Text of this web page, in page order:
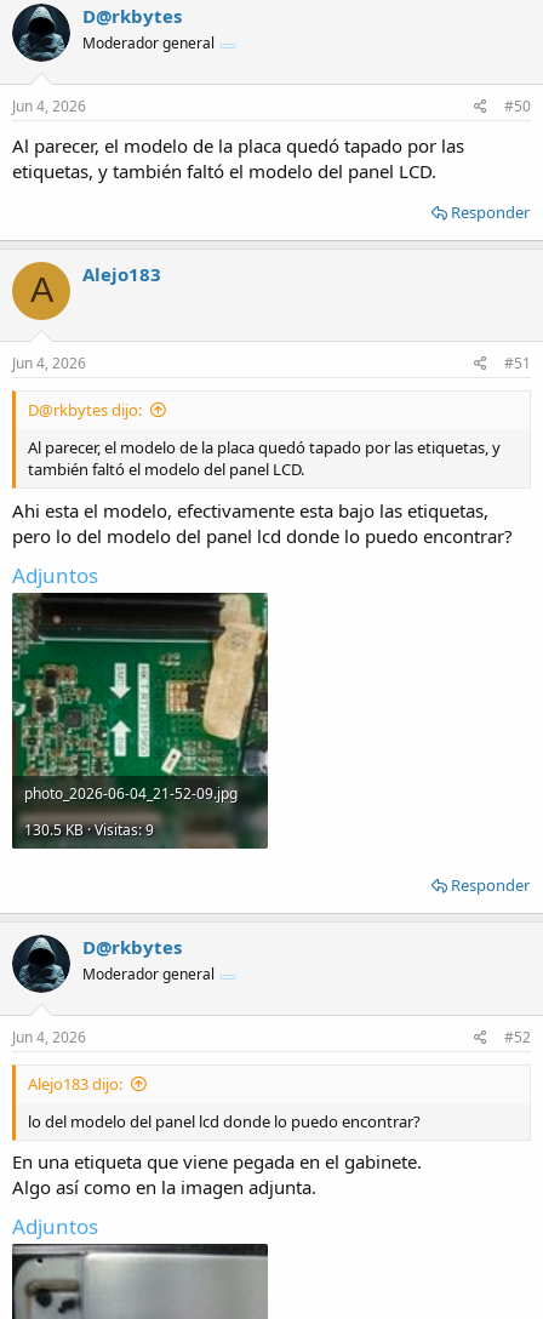
D@rkbytes
Moderador general
Jun 4, 2026 #50
Al parecer, el modelo de la placa quedó tapado por las
etiquetas, y también faltó el modelo del panel LCD.
Responder
A Alejo183
Jun 4, 2026 #51
D@rkbytes dijo:
Al parecer, el modelo de la placa quedó tapado por las etiquetas, y
también faltó el modelo del panel LCD.
Ahi esta el modelo, efectivamente esta bajo las etiquetas,
pero lo del modelo del panel lcd donde lo puedo encontrar?
Adjuntos
photo_2026-06-04_21-52-09.jpg
130.5 KB · Visitas: 9
Responder
D@rkbytes
Moderador general
Jun 4, 2026 #52
Alejo183 dijo:
lo del modelo del panel lcd donde lo puedo encontrar?
En una etiqueta que viene pegada en el gabinete.
Algo así como en la imagen adjunta.
Adjuntos